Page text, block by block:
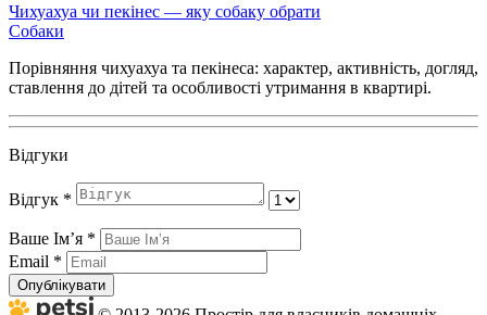
Чихуахуа чи пекінес — яку собаку обрати
Собаки
Порівняння чихуахуа та пекінеса: характер, активність, догляд,
ставлення до дітей та особливості утримання в квартирі.
Відгуки
Відгук *
Ваше Імʼя *
Email *
Опублікувати